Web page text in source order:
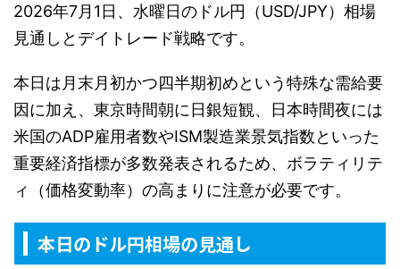
2026年7月1日、水曜日のドル円（USD/JPY）相場
見通しとデイトレード戦略です。
本日は月末月初かつ四半期初めという特殊な需給要
因に加え、東京時間朝に日銀短観、日本時間夜には
米国のADP雇用者数やISM製造業景気指数といった
重要経済指標が多数発表されるため、ボラティリテ
ィ（価格変動率）の高まりに注意が必要です。
本日のドル円相場の見通し